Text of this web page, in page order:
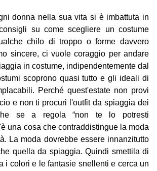
donna nella sua vita si è imbattuta in
su come scegliere un costume
chilo di troppo o forme davvero
sincere, ci vuole coraggio per andare
in costume, indipendentemente dal
scoprono quasi tutto e gli ideali di
Perché quest'estate non provi
e non ti procuri l'outfit da spiaggia dei
se a regola “non te lo potresti
una cosa che contraddistingue la moda
La moda dovrebbe essere innanzitutto
quella da spiaggia. Quindi smettila di
i colori e le fantasie snellenti e cerca un